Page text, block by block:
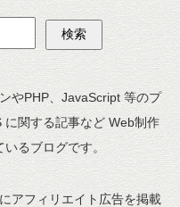
やPHP、JavaScript 等のプ
に関する記事など Web制作
るブログです。
アフィリエイト広告を掲載